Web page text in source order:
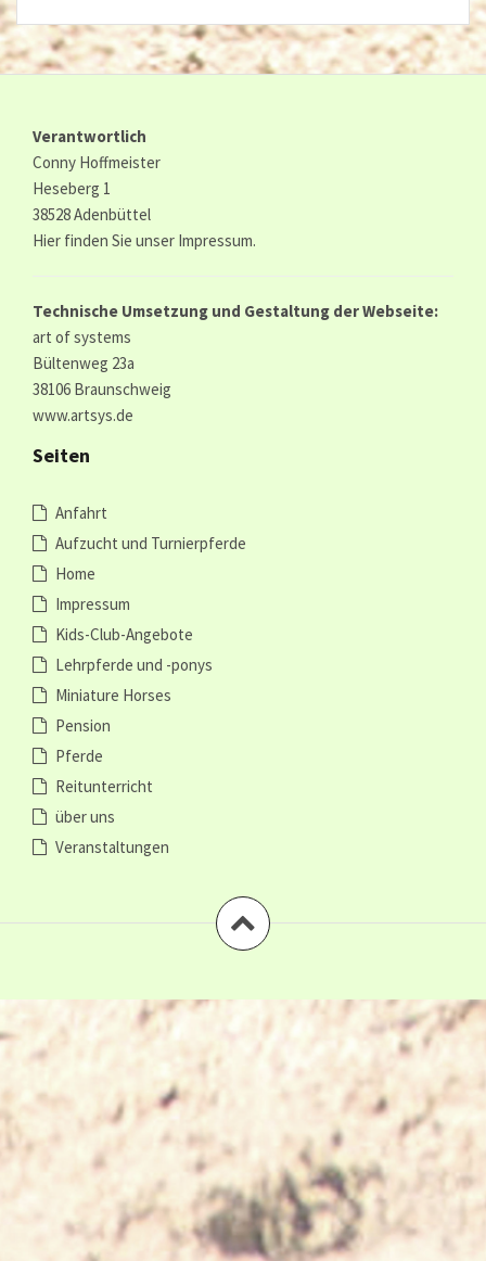
Verantwortlich
Conny Hoffmeister
Heseberg 1
38528 Adenbüttel
Hier finden Sie unser Impressum.
Technische Umsetzung und Gestaltung der Webseite:
art of systems
Bültenweg 23a
38106 Braunschweig
www.artsys.de
Seiten
Anfahrt
Aufzucht und Turnierpferde
Home
Impressum
Kids-Club-Angebote
Lehrpferde und -ponys
Miniature Horses
Pension
Pferde
Reitunterricht
über uns
Veranstaltungen